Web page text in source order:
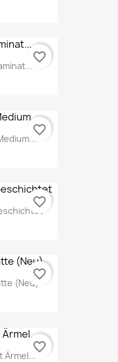
favorite_border
favorite_border
favorite_border
(Neu)
favorite_border
Ärmel...
favorite_border